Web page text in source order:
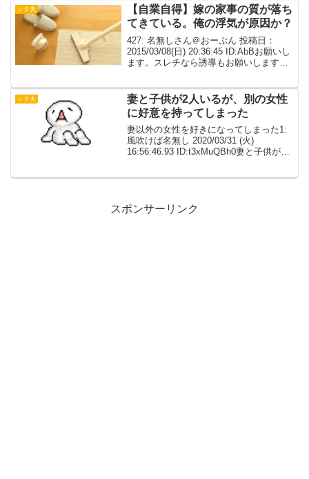
らい働いてだいぶ稼ぐ。
シタ夫
【自業自得】嫁の家事の質が落ち
てきている。俺の浮気が原因か？
427: 名無しさん＠おーぷん 投稿日：
2015/03/08(日) 20:36:45 ID:AbBお願いし
ます。スレチなら誘導もお願いします。
結婚2年半。共働き小梨。...
シタ夫
妻と子供が2人いるが、別の女性
に好意を持ってしまった
妻以外の女性を好きになってしまった1:
風吹けば名無し 2020/03/31 (火)
16:56:46.93 ID:t3xMuQBh0妻と子供が2
スポンサーリンク